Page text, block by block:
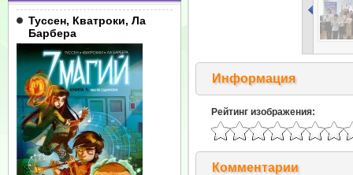
Туссен, Кватроки, Ла
Барбера
Информация
Рейтинг изображения:
Комментарии